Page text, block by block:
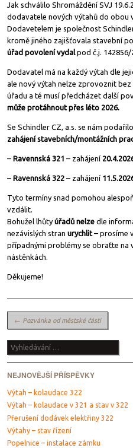
Jak schválilo Shromáždění SVJ
dodavatele nových výtahů do obou
Dodavetelem je společnost
kromě jiného zajišťovala stavební
úřad povolení vydalpod č.j. 142856/
Dodavatel má na každý výtah dle
ale nový výtah nelze zprovoznit bez
úřadu a té musí předcházet další
může protáhnoutpřes léto 2026.
Se Schindler CZ, a.s. se nám
zahájení stavebních/montážních
– Ravennská 321 – zahájení
–Ravennská 322– zahájení
Tyto termíny snad pomohou
vzdálit.
Bohužel lhůty úřadů nelzedle
nezávislých stran urychlit– prosíme
případnými problémy se obraťte na
nástěnkách.
Děkujeme!
Navigace
← Pozvánka od městské části
Vyhledávání
NEJNOVĚJŠÍ PŘÍSPĚVKY
Výtah – kolaudace 322
Výtah – kolaudace v 321 a stav v 322
Přerušení dodávek elektřiny 322
Výtahy – stav řízení
Popelnice – instalace zámku